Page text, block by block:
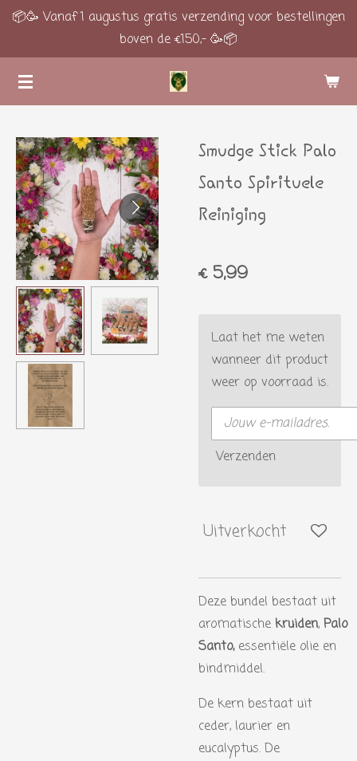
Ga
de
hoofdinhoud
📦🥳 Vanaf 1 augustus gratis verzending voor bestellingen
boven de €150,- 🥳📦
Smudge Stick Palo
Santo Spirituele
Reiniging
€ 5,99
Laat het me weten
wanneer dit product
weer op voorraad is.
Verzenden
Uitverkocht
Deze bundel bestaat uit
aromatische kruiden, Palo
Santo, essentiële olie en
bindmiddel.
De kern bestaat uit
ceder, laurier en
eucalyptus. De